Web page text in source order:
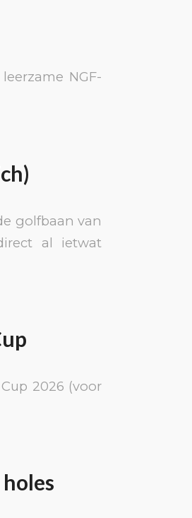
NGF-
golfbaan van
al ietwat
2026 (voor